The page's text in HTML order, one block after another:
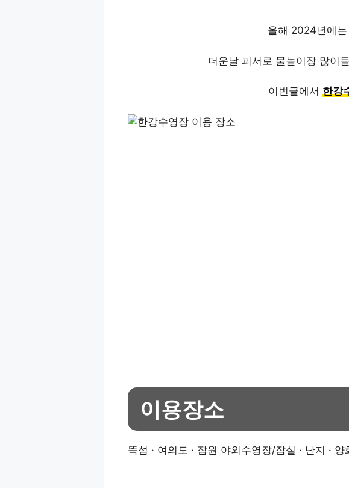
올해 2024년에
더운날 피서로 물놀이장 많이
이번글에서 한강
이용장소
뚝섬 · 여의도 · 잠원 야외수영장/잠실 · 난지 ·